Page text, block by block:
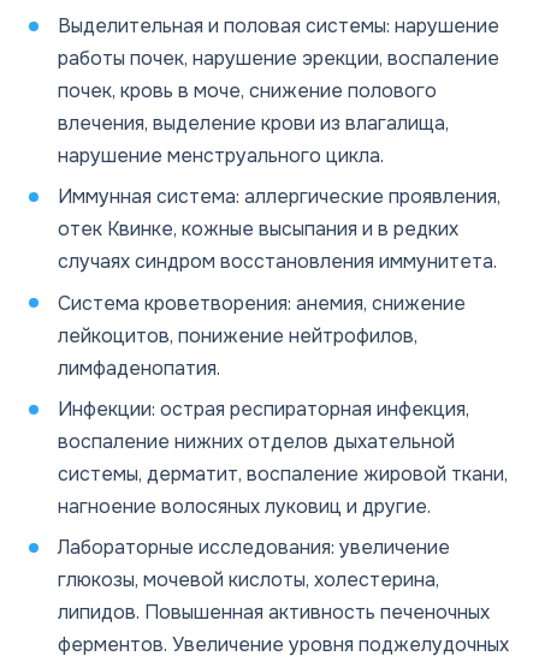
Выделительная и половая системы: нарушение
работы почек, нарушение эрекции, воспаление
почек, кровь в моче, снижение полового
влечения, выделение крови из влагалища,
нарушение менструального цикла.
Иммунная система: аллергические проявления,
отек Квинке, кожные высыпания и в редких
случаях синдром восстановления иммунитета.
Система кроветворения: анемия, снижение
лейкоцитов, понижение нейтрофилов,
лимфаденопатия.
Инфекции: острая респираторная инфекция,
воспаление нижних отделов дыхательной
системы, дерматит, воспаление жировой ткани,
нагноение волосяных луковиц и другие.
Лабораторные исследования: увеличение
глюкозы, мочевой кислоты, холестерина,
липидов. Повышенная активность печеночных
ферментов. Увеличение уровня поджелудочных